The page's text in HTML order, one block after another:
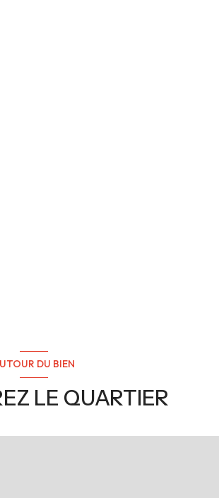
DU BIEN
LE QUARTIER